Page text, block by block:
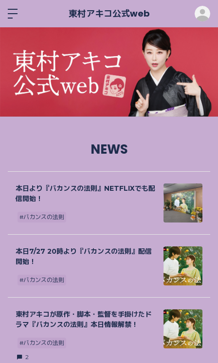
東村アキコ公式web
NEWS
本日より『バカンスの法則』NETFLIXでも配
信開始！
#バカンスの法則
本日7/27 20時より『バカンスの法則』配信
開始！
#バカンスの法則
東村アキコが原作・脚本・監督を手掛けたド
ラマ『バカンスの法則』本日情報解禁！
#バカンスの法則
2